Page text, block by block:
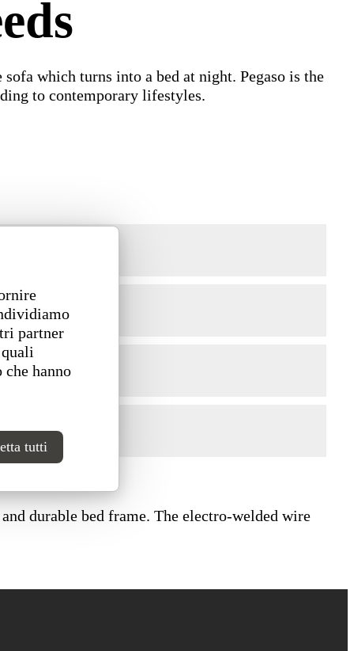
partner
hanno
tutti
which turns into a bed at night. Pegaso is the
to contemporary lifestyles.
durable bed frame. The electro-welded wire